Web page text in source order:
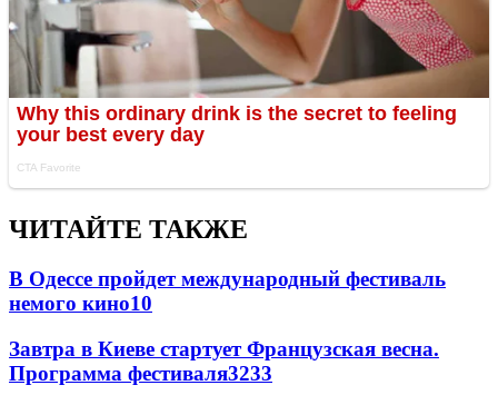
ЧИТАЙТЕ ТАКЖЕ
В Одессе пройдет международный фестиваль
немого кино10
Завтра в Киеве стартует Французская весна.
Программа фестиваля3233